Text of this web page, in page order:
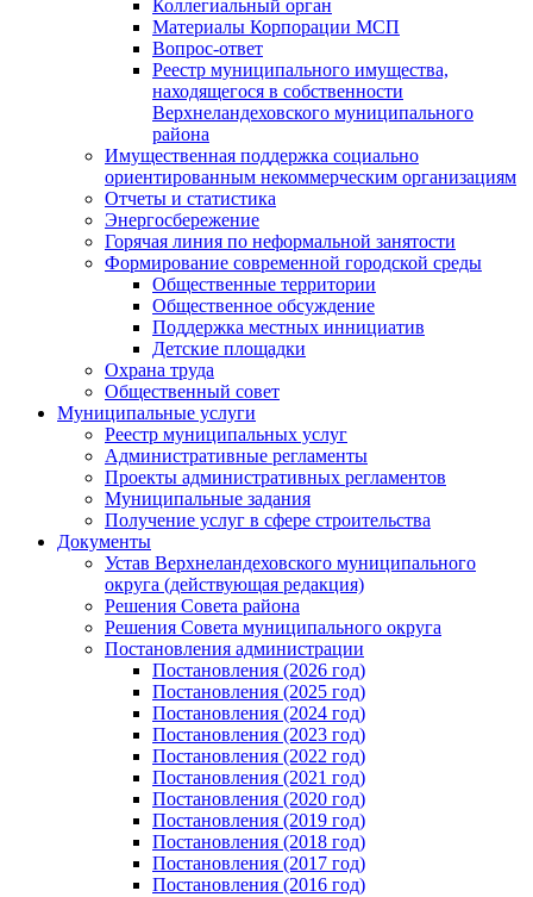
Коллегиальный орган
Материалы Корпорации МСП
Вопрос-ответ
Реестр муниципального имущества,
находящегося в собственности
Верхнеландеховского муниципального
района
Имущественная поддержка социально
ориентированным некоммерческим организациям
Отчеты и статистика
Энергосбережение
Горячая линия по неформальной занятости
Формирование современной городской среды
Общественные территории
Общественное обсуждение
Поддержка местных иннициатив
Детские площадки
Охрана труда
Общественный совет
Муниципальные услуги
Реестр муниципальных услуг
Административные регламенты
Проекты административных регламентов
Муниципальные задания
Получение услуг в сфере строительства
Документы
Устав Верхнеландеховского муниципального
округа (действующая редакция)
Решения Совета района
Решения Совета муниципального округа
Постановления администрации
Постановления (2026 год)
Постановления (2025 год)
Постановления (2024 год)
Постановления (2023 год)
Постановления (2022 год)
Постановления (2021 год)
Постановления (2020 год)
Постановления (2019 год)
Постановления (2018 год)
Постановления (2017 год)
Постановления (2016 год)